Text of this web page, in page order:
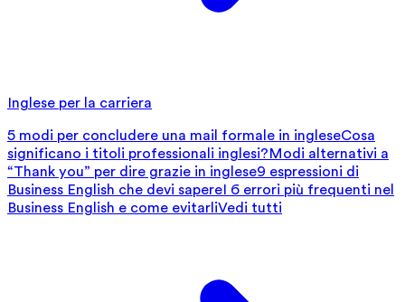
Inglese per la carriera
5 modi per concludere una mail formale in ingleseCosa
significano i titoli professionali inglesi?Modi alternativi a
“Thank you” per dire grazie in inglese9 espressioni di
Business English che devi sapereI 6 errori più frequenti nel
Business English e come evitarliVedi tutti